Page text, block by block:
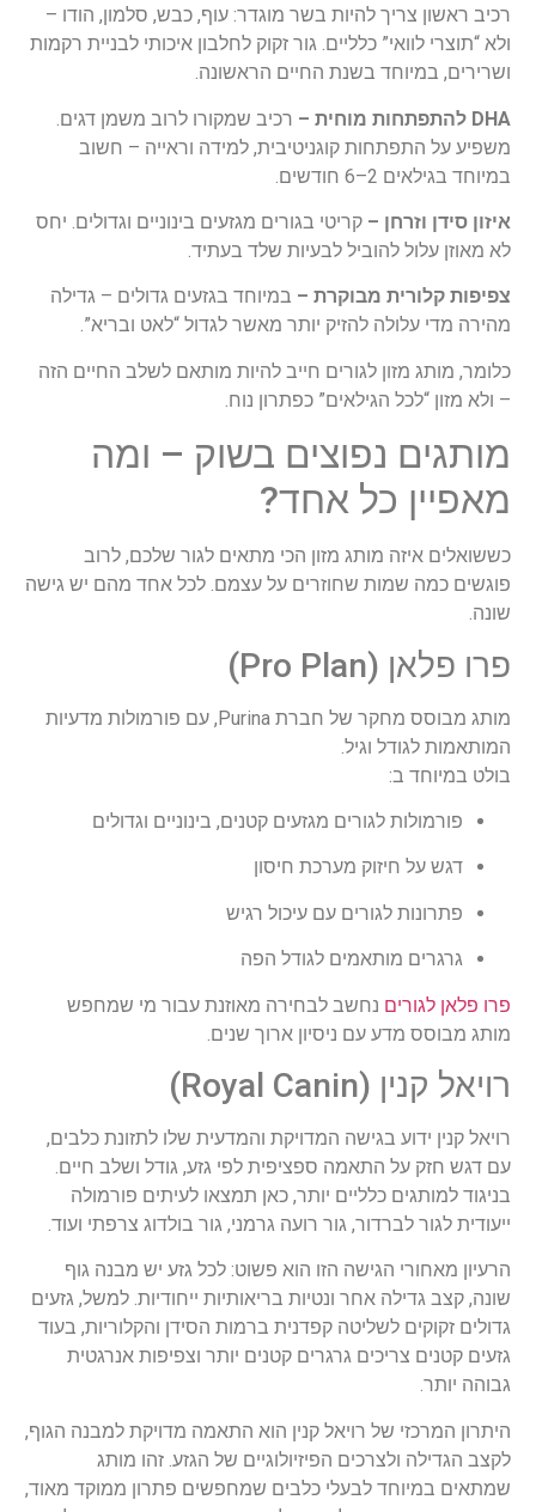
רכיב ראשון צריך להיות בשר מוגדר: עוף, כבש, סלמון, הודו –
ולא “תוצרי לוואי” כלליים. גור זקוק לחלבון איכותי לבניית רקמות
ושרירים, במיוחד בשנת החיים הראשונה.
DHA להתפתחות מוחית –
רכיב שמקורו לרוב משמן דגים.
משפיע על התפתחות קוגניטיבית, למידה וראייה – חשוב
במיוחד בגילאים 2–6 חודשים.
איזון סידן וזרחן – קריטי בגורים מגזעים בינוניים וגדולים. יחס
לא מאוזן עלול להוביל לבעיות שלד בעתיד.
צפיפות קלורית מבוקרת – במיוחד בגזעים גדולים – גדילה
מהירה מדי עלולה להזיק יותר מאשר לגדול “לאט ובריא”.
כלומר, מותג מזון לגורים חייב להיות מותאם לשלב החיים הזה
– ולא מזון “לכל הגילאים” כפתרון נוח.
מותגים נפוצים בשוק – ומה
מאפיין כל אחד?
כששואלים איזה מותג מזון הכי מתאים לגור שלכם, לרוב
פוגשים כמה שמות שחוזרים על עצמם. לכל אחד מהם יש גישה
שונה.
פרו פלאן (Pro Plan)
מותג מבוסס מחקר של חברת Purina, עם פורמולות מדעיות
המותאמות לגודל וגיל.
בולט במיוחד ב:
פורמולות לגורים מגזעים קטנים, בינוניים וגדולים
דגש על חיזוק מערכת חיסון
פתרונות לגורים עם עיכול רגיש
גרגרים מותאמים לגודל הפה
פרו פלאן לגורים נחשב לבחירה מאוזנת עבור מי שמחפש
מותג מבוסס מדע עם ניסיון ארוך שנים.
רויאל קנין (Royal Canin)
רויאל קנין ידוע בגישה המדויקת והמדעית שלו לתזונת כלבים,
עם דגש חזק על התאמה ספציפית לפי גזע, גודל ושלב חיים.
בניגוד למותגים כלליים יותר, כאן תמצאו לעיתים פורמולה
ייעודית לגור לברדור, גור רועה גרמני, גור בולדוג צרפתי ועוד.
הרעיון מאחורי הגישה הזו הוא פשוט: לכל גזע יש מבנה גוף
שונה, קצב גדילה אחר ונטיות בריאותיות ייחודיות. למשל, גזעים
גדולים זקוקים לשליטה קפדנית ברמות הסידן והקלוריות, בעוד
גזעים קטנים צריכים גרגרים קטנים יותר וצפיפות אנרגטית
גבוהה יותר.
היתרון המרכזי של רויאל קנין הוא התאמה מדויקת למבנה הגוף,
לקצב הגדילה ולצרכים הפיזיולוגיים של הגזע. זהו מותג
שמתאים במיוחד לבעלי כלבים שמחפשים פתרון ממוקד מאוד,